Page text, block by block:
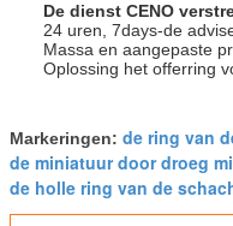
De dienst CENO
24 uren, 7days-de
Massa en aangepaste
Oplossing het offerring
Markeringen: de ring van
de miniatuur door droeg
de holle ring van de